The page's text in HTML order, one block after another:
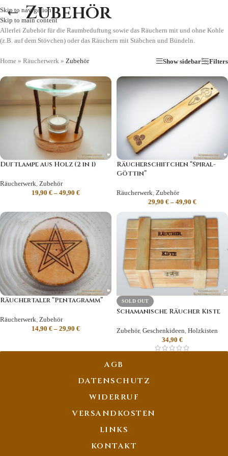
Skip to navigation
Skip to main content
Zubehör
Allerlei Zubehör für die Raumbeduftung sowie das Räuchern mit und ohne Kohle
(z.B. auf dem Stövchen) oder das Räuchern mit Stäbchen und Bündeln.
Home » Räucherwerk » Zubehör Show sidebar Filters
Duftlampe aus Holz (2 in 1)
Räucherwerk, Zubehör
19,90 € – 49,90 €
Räucherschiffchen “Spiral-
Göttin”
Räucherwerk, Zubehör
29,90 € – 49,90 €
Räuchertaler “Pentagramm”
Räucherwerk Zubehör
14,90 € – 29,90 €
SOLD OUT
Schamanische Räucher Kiste
Zubehör, Geschenkideen Holzkisten
34,90 €
AGB
DATENSCHUTZ
WIDERRUF
VERSANDKOSTEN
LINKS
KONTAKT